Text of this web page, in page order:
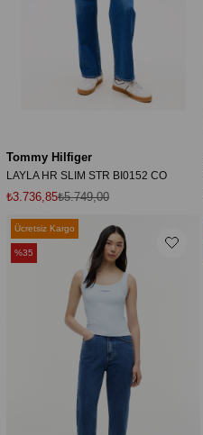
Tommy Hilfiger
LAYLA HR SLIM STR BI0152 CO
₺3.736,85₺5.749,00
Ücretsiz Kargo
%35